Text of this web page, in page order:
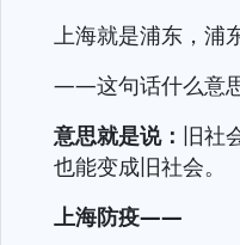
上海就是浦东，浦
——这句话什么意
意思就是说： 旧社
也能变成旧社会。
上海防疫——